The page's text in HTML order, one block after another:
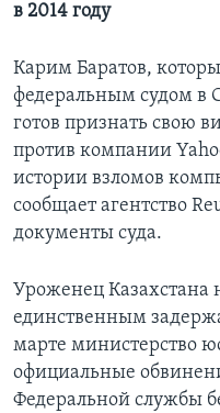
в 2014 году
Карим Баратов,
федеральным судом в
готов признать свою
против компании
истории взломов
сообщает агентство
документы суда.
Уроженец Казахстана
единственным
марте министерство
официальные
Федеральной службы